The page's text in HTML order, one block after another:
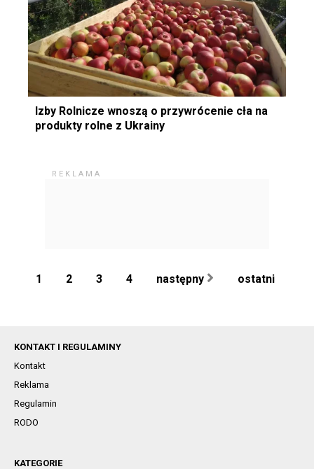
Izby Rolnicze wnoszą o przywrócenie cła na
produkty rolne z Ukrainy
1 2 3 4 następny ostatni
KONTAKT I REGULAMINY
Kontakt
Reklama
Regulamin
RODO
KATEGORIE